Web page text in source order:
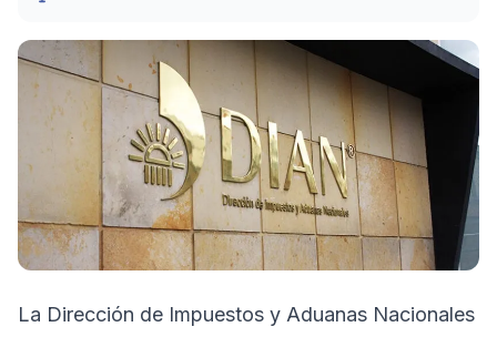
La Dirección de Impuestos y Aduanas Nacionales